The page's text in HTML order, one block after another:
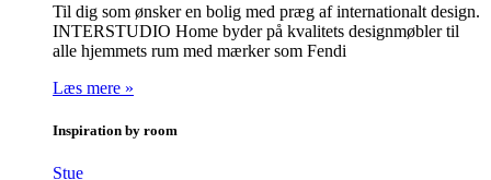
Til dig som ønsker en bolig med præg af internationalt design.
INTERSTUDIO Home byder på kvalitets designmøbler til
alle hjemmets rum med mærker som Fendi
Læs mere »
Inspiration by room
Stue